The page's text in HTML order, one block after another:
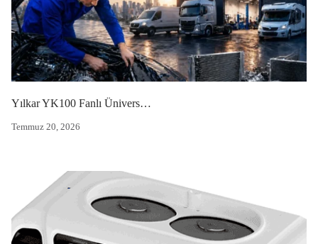
Temmuz 20, 2026
Yılkar YK100 Fanlı Üniversal Kondanser (1000×400×20 mm)